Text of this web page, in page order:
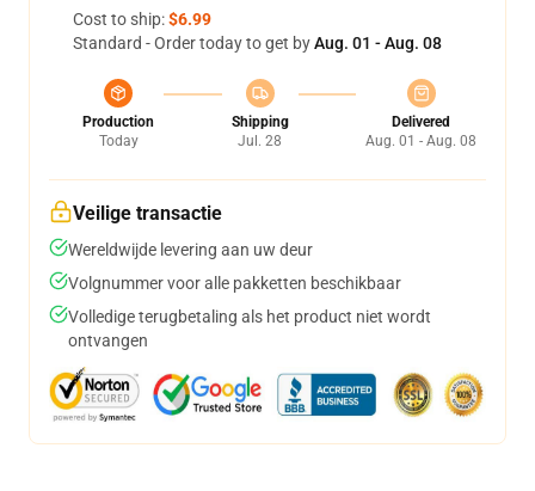
Cost to ship:$6.99
Standard - Order today to get byAug. 01 - Aug. 08
Production
Today
Shipping
Jul. 28
Delivered
Aug. 01 - Aug. 08
Veilige transactie
Wereldwijde levering aan uw deur
Volgnummer voor alle pakketten beschikbaar
Volledige terugbetaling als het product niet wordt
ontvangen